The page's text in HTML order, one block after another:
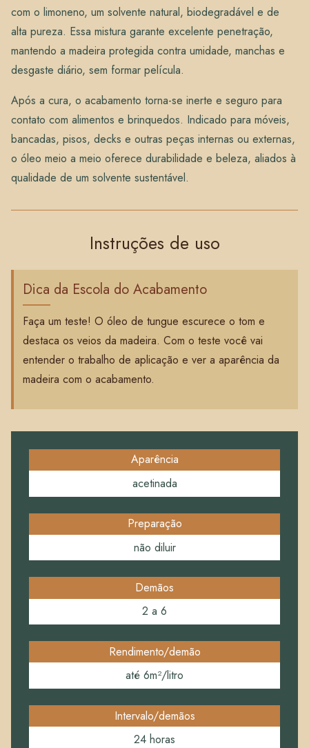
com o limoneno, um solvente natural, biodegradável e de
alta pureza. Essa mistura garante excelente penetração,
mantendo a madeira protegida contra umidade, manchas e
desgaste diário, sem formar película.
Após a cura, o acabamento torna-se inerte e seguro para
contato com alimentos e brinquedos. Indicado para móveis,
bancadas, pisos, decks e outras peças internas ou externas,
o óleo meio a meio oferece durabilidade e beleza, aliados à
qualidade de um solvente sustentável.
Instruções de uso
Dica da Escola do Acabamento
Faça um teste! O óleo de tungue escurece o tom e
destaca os veios da madeira. Com o teste você vai
entender o trabalho de aplicação e ver a aparência da
madeira com o acabamento.
Aparência
acetinada
Preparação
não diluir
Demãos
2 a 6
Rendimento/demão
até 6m²/litro
Intervalo/demãos
24 horas